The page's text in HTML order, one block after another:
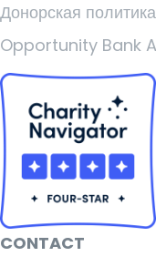
Донорская политика
Opportunity Bank
CONTACT